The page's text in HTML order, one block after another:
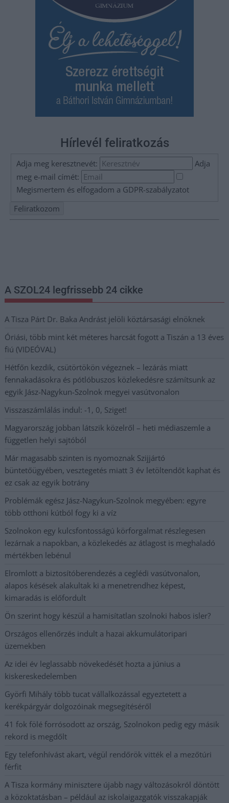
Hírlevél feliratkozás
Adja meg keresztnevét:
Adja
meg e-mail címét:
Megismertem és elfogadom a GDPR-szabályzatot
A SZOL24 legfrissebb 24 cikke
A Tisza Párt Dr. Baka Andrást jelöli köztársasági elnöknek
Óriási, több mint két méteres harcsát fogott a Tiszán a 13 éves
fiú (VIDEÓVAL)
Hétfőn kezdik, csütörtökön végeznek – lezárás miatt
fennakadásokra és pótlóbuszos közlekedésre számítsunk az
egyik Jász-Nagykun-Szolnok megyei vasútvonalon
Visszaszámlálás indul: -1, 0, Sziget!
Magyarország jobban látszik közelről – heti médiaszemle a
független helyi sajtóból
Már magasabb szinten is nyomoznak Szijjártó
büntetőügyében, vesztegetés miatt 3 év letöltendőt kaphat és
ez csak az egyik botrány
Problémák egész Jász-Nagykun-Szolnok megyében: egyre
több otthoni kútból fogy ki a víz
Szolnokon egy kulcsfontosságú körforgalmat részlegesen
lezárnak a napokban, a közlekedés az átlagost is meghaladó
mértékben lebénul
Elromlott a biztosítóberendezés a ceglédi vasútvonalon,
alapos késések alakultak ki a menetrendhez képest,
kimaradás is előfordult
Ön szerint hogy készül a hamisítatlan szolnoki habos isler?
Országos ellenőrzés indult a hazai akkumulátoripari
üzemekben
Az idei év leglassabb növekedését hozta a június a
kiskereskedelemben
Györfi Mihály több tucat vállalkozással egyeztetett a
kerékpárgyár dolgozóinak megsegítéséről
41 fok fölé forrósodott az ország, Szolnokon pedig egy másik
rekord is megdőlt
Egy telefonhívást akart, végül rendőrök vitték el a mezőtúri
férfit
A Tisza kormány minisztere újabb nagy változásokról döntött
a közoktatásban – például az iskolaigazgatók visszakapják